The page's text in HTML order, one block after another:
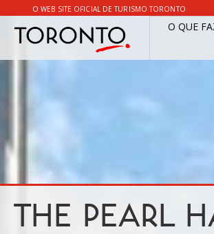
O WEB SITE OFICIAL DE TURISMO TORONTO
O QUE
THE PEARL